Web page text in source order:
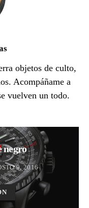
objetos de culto,
Acompáñame a
vuelven un todo.
negro
9, 2016